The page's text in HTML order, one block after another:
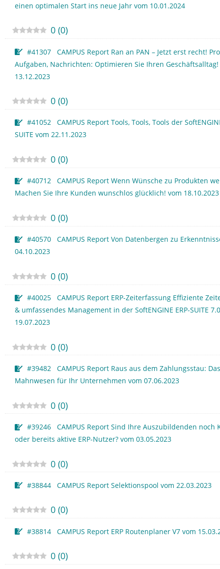
einen optimalen Start ins neue Jahr vom 10.01.2024
0 (0)
#41307 CAMPUS Report Ran an PAN – Jetzt erst recht!
Aufgaben, Nachrichten: Optimieren Sie Ihren Geschäftsalltag!
13.12.2023
0 (0)
#41052 CAMPUS Report Tools, Tools, Tools der
SUITE vom 22.11.2023
0 (0)
#40712 CAMPUS Report Wenn Wünsche zu Produkten
Machen Sie Ihre Kunden wunschlos glücklich! vom 18.10.2023
0 (0)
#40570 CAMPUS Report Von Datenbergen zu
04.10.2023
0 (0)
#40025 CAMPUS Report ERP-Zeiterfassung Effiziente
& umfassendes Management in der SoftENGINE ERP-SUITE
19.07.2023
0 (0)
#39482 CAMPUS Report Raus aus dem Zahlungsstau:
Mahnwesen für Ihr Unternehmen vom 07.06.2023
0 (0)
#39246 CAMPUS Report Sind Ihre Auszubildenden noch
oder bereits aktive ERP-Nutzer? vom 03.05.2023
0 (0)
#38844 CAMPUS Report Selektionspool vom 22.03.2023
0 (0)
#38814 CAMPUS Report ERP Routenplaner V7 vom
0 (0)